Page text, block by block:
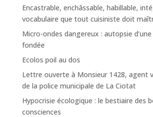
Encastrable, enchâssable, habillable,
vocabulaire que tout cuisiniste doit
Micro-ondes dangereux : autopsie
fondée
Ecolos poil au dos
Lettre ouverte à Monsieur 1428, agent
de la police municipale de La Ciotat
Hypocrisie écologique : le bestiaire des
consciences